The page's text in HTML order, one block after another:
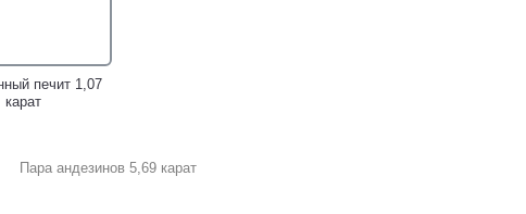
печит 1,07
карат
Пара андезинов 5,69 карат